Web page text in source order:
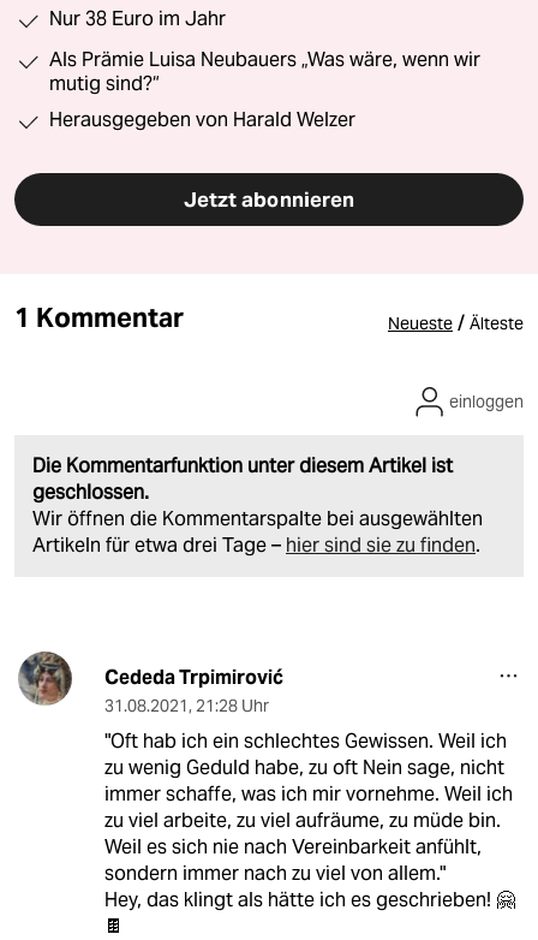
Nur 38 Euro im Jahr
Als Prämie Luisa Neubauers „Was wäre, wenn wir
mutig sind?“
Herausgegeben von Harald Welzer
Jetzt abonnieren
1 Kommentar Neueste / Älteste
Die Kommentarfunktion unter diesem Artikel ist
geschlossen.
Wir öffnen die Kommentarspalte bei ausgewählten
Artikeln für etwa drei Tage – hier sind sie zu finden.
einloggen
Cededa Trpimirović
31.08.2021, 21:28 Uhr
"Oft hab ich ein schlechtes Gewissen. Weil ich
zu wenig Geduld habe, zu oft Nein sage, nicht
immer schaffe, was ich mir vornehme. Weil ich
zu viel arbeite, zu viel aufräume, zu müde bin.
Weil es sich nie nach Vereinbarkeit anfühlt,
sondern immer nach zu viel von allem."
Hey, das klingt als hätte ich es geschrieben! 🤗
🍫